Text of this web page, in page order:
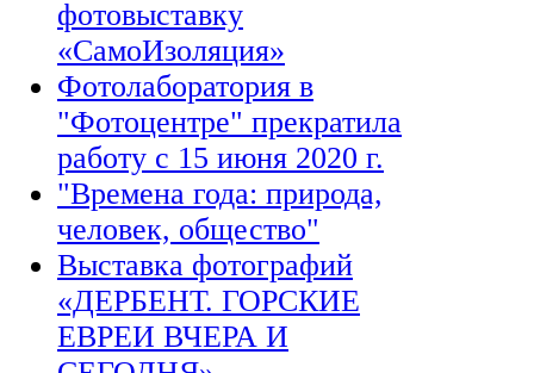
фотовыставку
«СамоИзоляция»
Фотолаборатория в
"Фотоцентре" прекратила
работу с 15 июня 2020 г.
"Времена года: природа,
человек, общество"
Выставка фотографий
«ДЕРБЕНТ. ГОРСКИЕ
ЕВРЕИ ВЧЕРА И